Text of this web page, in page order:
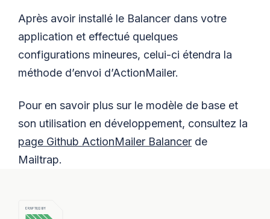
Après avoir installé le Balancer dans votre
application et effectué quelques
configurations mineures, celui-ci étendra la
méthode d’envoi d’ActionMailer.
Pour en savoir plus sur le modèle de base et
son utilisation en développement, consultez la
page Github ActionMailer Balancer de
Mailtrap.